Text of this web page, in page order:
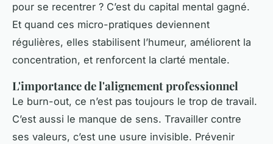
pour se recentrer ? C’est du capital mental gagné.
Et quand ces micro-pratiques deviennent
régulières, elles stabilisent l’humeur, améliorent la
concentration, et renforcent la clarté mentale.
L'importance de l'alignement professionnel
Le burn-out, ce n’est pas toujours le trop de travail.
C’est aussi le manque de sens. Travailler contre
ses valeurs, c’est une usure invisible. Prévenir